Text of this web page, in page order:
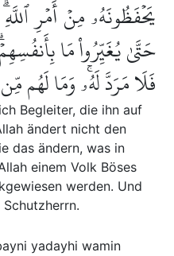
يَحۡفَظُونَهُۥ مِنۡ أَمۡرِ
حَتَّىٰ يُغَيِّرُواْ مَا
فَلَا مَرَدَّ لَهُۥۚ وَمَا لَهُم
Begleiter, die ihn auf
ändert nicht den
das ändern, was in
einem Volk Böses
werden. Und
yadayhi wamin